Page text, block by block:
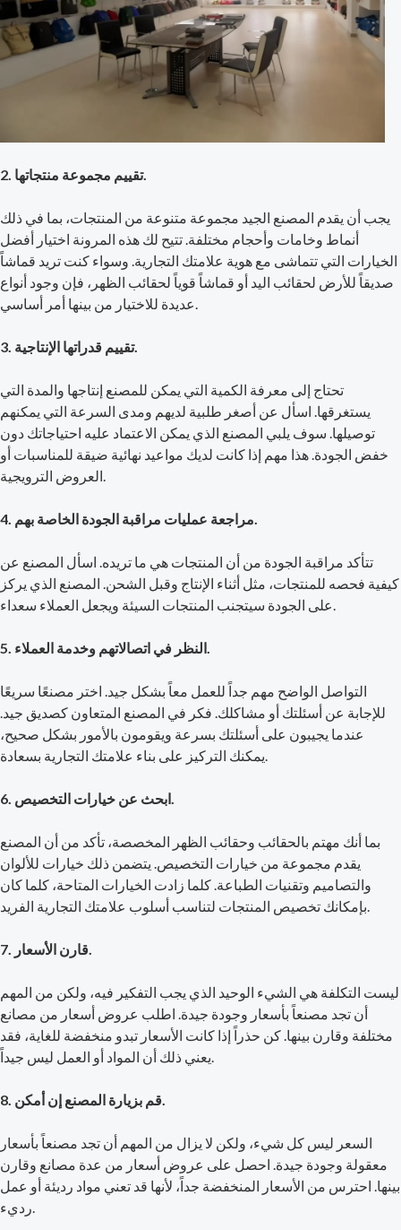
2. تقييم مجموعة منتجاتها.
يجب أن يقدم المصنع الجيد مجموعة متنوعة من المنتجات، بما في ذلك
أنماط وخامات وأحجام مختلفة. تتيح لك هذه المرونة اختيار أفضل
الخيارات التي تتماشى مع هوية علامتك التجارية. وسواء كنت تريد قماشاً
صديقاً للأرض لحقائب اليد أو قماشاً قوياً لحقائب الظهر، فإن وجود أنواع
3. تقييم قدراتها الإنتاجية.
تحتاج إلى معرفة الكمية التي يمكن للمصنع إنتاجها والمدة التي
يستغرقها. اسأل عن أصغر طلبية لديهم ومدى السرعة التي يمكنهم
توصيلها. سوف يلبي المصنع الذي يمكن الاعتماد عليه احتياجاتك دون
خفض الجودة. هذا مهم إذا كانت لديك مواعيد نهائية ضيقة للمناسبات أو
تتأكد مراقبة الجودة من أن المنتجات هي ما تريده. اسأل المصنع عن
كيفية فحصه للمنتجات، مثل أثناء الإنتاج وقبل الشحن. المصنع الذي يركز
التواصل الواضح مهم جداً للعمل معاً بشكل جيد. اختر مصنعًا سريعًا
للإجابة عن أسئلتك أو مشاكلك. فكر في المصنع المتعاون كصديق جيد.
عندما يجيبون على أسئلتك بسرعة ويقومون بالأمور بشكل صحيح،
بما أنك مهتم بالحقائب وحقائب الظهر المخصصة، تأكد من أن المصنع
يقدم مجموعة من خيارات التخصيص. يتضمن ذلك خيارات للألوان
والتصاميم وتقنيات الطباعة. كلما زادت الخيارات المتاحة، كلما كان
ليست التكلفة هي الشيء الوحيد الذي يجب التفكير فيه، ولكن من المهم
أن تجد مصنعاً بأسعار وجودة جيدة. اطلب عروض أسعار من مصانع
مختلفة وقارن بينها. كن حذراً إذا كانت الأسعار تبدو منخفضة للغاية، فقد
السعر ليس كل شيء، ولكن لا يزال من المهم أن تجد مصنعاً بأسعار
معقولة وجودة جيدة. احصل على عروض أسعار من عدة مصانع وقارن
بينها. احترس من الأسعار المنخفضة جداً، لأنها قد تعني مواد رديئة أو عمل